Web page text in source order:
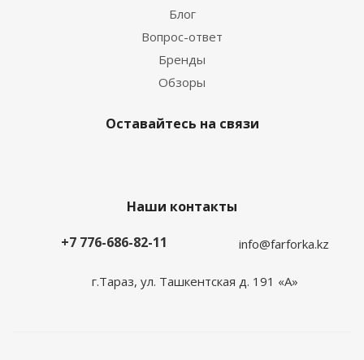
Блог
Вопрос-ответ
Бренды
Обзоры
Оставайтесь на связи
Наши контакты
+7 776-686-82-11
info@farforka.kz
г.Тараз, ул. Ташкентская д. 191 «А»